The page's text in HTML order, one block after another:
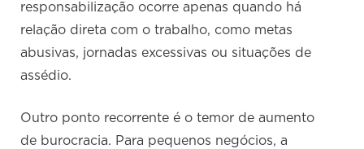
responsabilização ocorre apenas quando há
relação direta com o trabalho, como metas
abusivas, jornadas excessivas ou situações de
assédio.
Outro ponto recorrente é o temor de aumento
de burocracia. Para pequenos negócios, a